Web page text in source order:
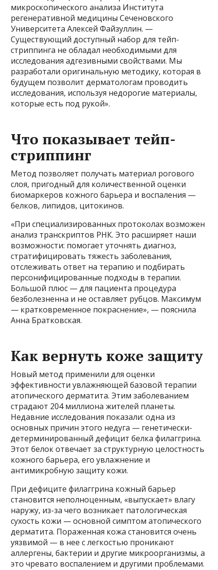
микроскопического анализа Института
регенеративной медицины Сеченовского
Университета Алексей Файзуллин. —
Существующий доступный набор для тейп-
стриппинга не обладал необходимыми для
исследования адгезивными свойствами. Мы
разработали оригинальную методику, которая в
будущем позволит дерматологам проводить
исследования, используя недорогие материалы,
которые есть под рукой».
Что показывает тейп-
стриппинг
Метод позволяет получать материал рогового
слоя, пригодный для количественной оценки
биомаркеров кожного барьера и воспаления —
белков, липидов, цитокинов.
«При специализированных протоколах возможен
анализ транскриптов РНК. Это расширяет наши
возможности: помогает уточнять диагноз,
стратифицировать тяжесть заболевания,
отслеживать ответ на терапию и подбирать
персонифицированные подходы в терапии.
Большой плюс — для пациента процедура
безболезненна и не оставляет рубцов. Максимум
— кратковременное покраснение», — пояснила
Анна Братковская.
Как вернуть коже защиту
Новый метод применили для оценки
эффективности увлажняющей базовой терапии
атопического дерматита. Этим заболеванием
страдают 204 миллиона жителей планеты.
Недавние исследования показали: одна из
основных причин этого недуга — генетически-
детерминированный дефицит белка филаггрина.
Этот белок отвечает за структурную целостность
кожного барьера, его увлажнение и
антимикробную защиту кожи.
При дефиците филаггрина кожный барьер
становится неполноценным, «выпускает» влагу
наружу, из-за чего возникает патологическая
сухость кожи — основной симптом атопического
дерматита. Пораженная кожа становится очень
уязвимой — в нее с легкостью проникают
аллергены, бактерии и другие микроорганизмы, а
это чревато воспалением и другими проблемами.